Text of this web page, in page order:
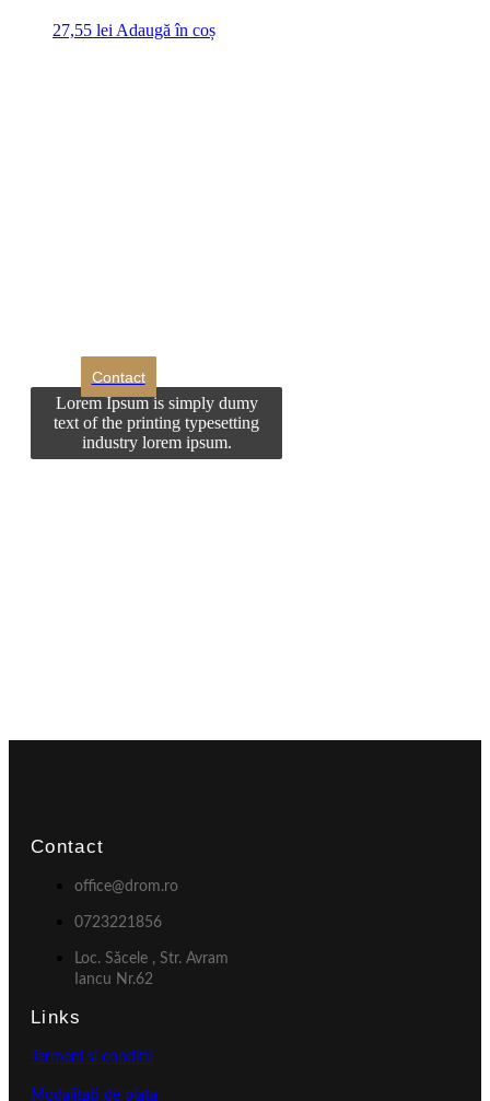
27,55 lei Adaugă în coș
Contact
Lorem Ipsum is simply dumy
text of the printing typesetting
industry lorem ipsum.
Contact
office@drom.ro
0723221856
Loc. Săcele , Str. Avram
Iancu Nr.62
Links
Termeni si conditii
Modalitati de plata